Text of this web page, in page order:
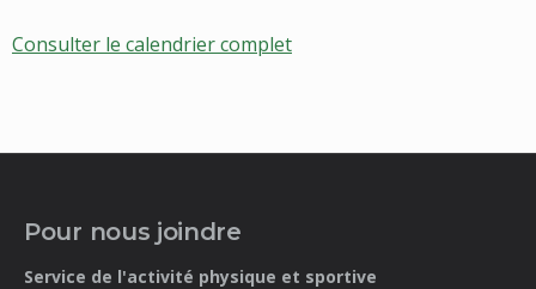
Consulter le calendrier complet
Pour nous joindre
Service de l'activité physique et sportive